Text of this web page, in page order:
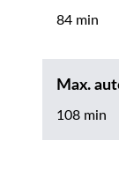
84 min
Max.
108 min